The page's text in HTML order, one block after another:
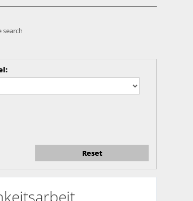
search
:
Reset